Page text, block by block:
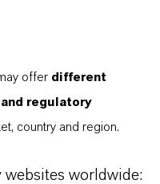
ist
offer different
regulatory
country and region.
worldwide: